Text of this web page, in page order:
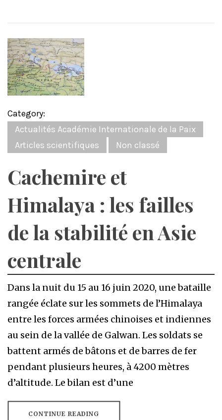
Category:
Actualités Académie Internationale de la Paix
Articles scientifiques
Non classé
Cachemire et
Himalaya : les failles
de la stabilité en Asie
centrale
Dans la nuit du 15 au 16 juin 2020, une bataille
rangée éclate sur les sommets de l’Himalaya
entre les forces armées chinoises et indiennes
au sein de la vallée de Galwan. Les soldats se
battent armés de bâtons et de barres de fer
pendant plusieurs heures, à 4200 mètres
d’altitude. Le bilan est d’une
CONTINUE READING